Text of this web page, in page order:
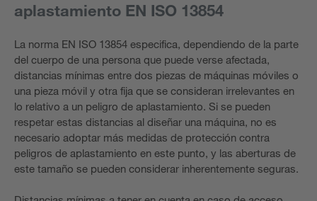
aplastamiento EN ISO 13854
La norma EN ISO 13854 especifica, dependiendo de la parte
del cuerpo de una persona que puede verse afectada,
distancias mínimas entre dos piezas de máquinas móviles o
una pieza móvil y otra fija que se consideran irrelevantes en
lo relativo a un peligro de aplastamiento. Si se pueden
respetar estas distancias al diseñar una máquina, no es
necesario adoptar más medidas de protección contra
peligros de aplastamiento en este punto, y las aberturas de
este tamaño se pueden considerar inherentemente seguras.